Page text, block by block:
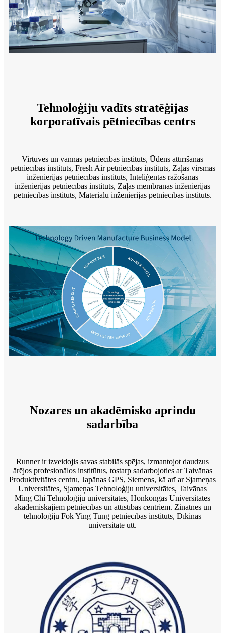
Tehnoloģiju vadīts stratēģijas
korporatīvais pētniecības centrs
Virtuves un vannas pētniecības institūts, Ūdens attīrīšanas
pētniecības institūts, Fresh Air pētniecības institūts, Zaļās virsmas
inženierijas pētniecības institūts, Inteliģentās ražošanas
inženierijas pētniecības institūts, Zaļās membrānas inženierijas
pētniecības institūts, Materiālu inženierijas pētniecības institūts.
Nozares un akadēmisko aprindu
sadarbība
Runner ir izveidojis savas stabilās spējas, izmantojot daudzus
ārējos profesionālos institūtus, tostarp sadarbojoties ar Taivānas
Produktivitātes centru, Japānas GPS, Siemens, kā arī ar Sjameņas
Universitātes, Sjameņas Tehnoloģiju universitātes, Taivānas
Ming Chi Tehnoloģiju universitātes, Honkongas Universitātes
akadēmiskajiem pētniecības un attīstības centriem. Zinātnes un
tehnoloģiju Fok Ying Tung pētniecības institūts, Dīkinas
universitāte utt.